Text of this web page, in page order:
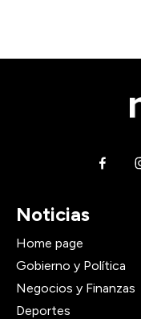
Noticias
Home page
Gobierno y Política
Negocios y Finanzas
Deportes